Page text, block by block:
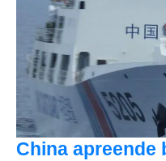
China apreende